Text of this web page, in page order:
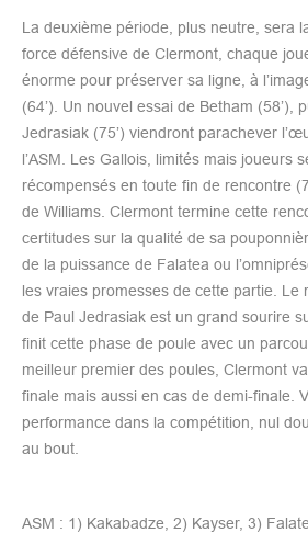
La deuxième période, plus neutre, sera
force défensive de Clermont, chaque
énorme pour préserver sa ligne, à
(64’). Un nouvel essai de Betham (58’),
Jedrasiak (75’) viendront parachever
l’ASM. Les Gallois, limités mais joueurs
récompensés en toute fin de rencontre
de Williams. Clermont termine cette
certitudes sur la qualité de sa
de la puissance de Falatea ou
les vraies promesses de cette partie. Le
de Paul Jedrasiak est un grand sourire
finit cette phase de poule avec un
meilleur premier des poules, Clermont
finale mais aussi en cas de demi-finale.
performance dans la compétition, nul
au bout.
ASM : 1) Kakabadze, 2) Kayser, 3)